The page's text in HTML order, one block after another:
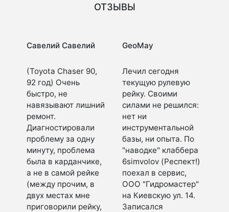
ОТЗЫВЫ
Савелий Савелий
(Toyota Chaser 90,
92 год) Очень
быстро, не
навязывают лишний
ремонт.
Диагностировали
проблему за одну
минуту, проблема
была в карданчике,
а не в самой рейке
(между прочим, в
двух местах мне
приговорили рейку,
GeoMay
Лечил сегодня
текущую рулевую
рейку. Своими
силами не решился:
нет ни
инструментальной
базы, ни опыта. По
"наводке" клаббера
6simvolov (Респект!)
поехал в сервис,
ООО "Гидромастер"
на Киевскую ул. 14.
Записался